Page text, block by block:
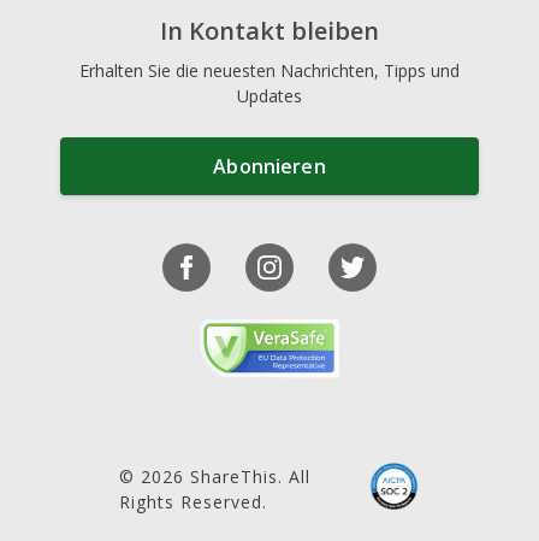
In Kontakt bleiben
Erhalten Sie die neuesten Nachrichten, Tipps und
Updates
Abonnieren
© 2026 ShareThis. All
Rights Reserved.